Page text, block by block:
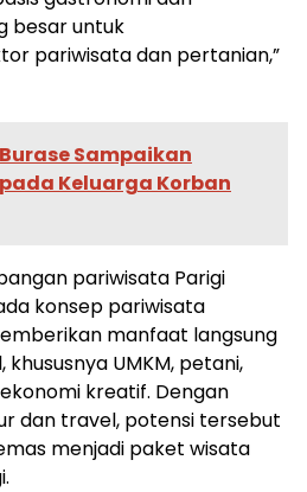
besar untuk
pariwisata dan pertanian,”
Sampaikan
Keluarga Korban
pariwisata Parigi
konsep pariwisata
manfaat langsung
UMKM, petani,
kreatif. Dengan
dan travel, potensi tersebut
menjadi paket wisata